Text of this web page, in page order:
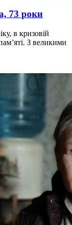
73 роки
в кризовій
З великими